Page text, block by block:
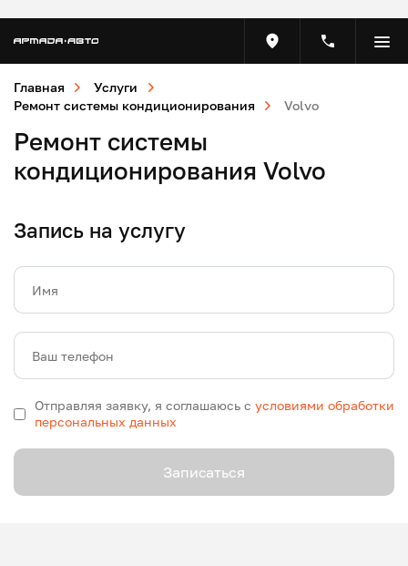
Главная
Услуги
Ремонт системы кондиционирования
Volvo
Ремонт системы
кондиционирования Volvo
Запись на услугу
Имя
Ваш телефон
Отправляя заявку, я соглашаюсь с условиями обработки
персональных данных
Записаться